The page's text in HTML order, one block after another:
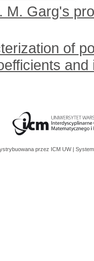
M. Garg's
of
and
przez ICM UW |